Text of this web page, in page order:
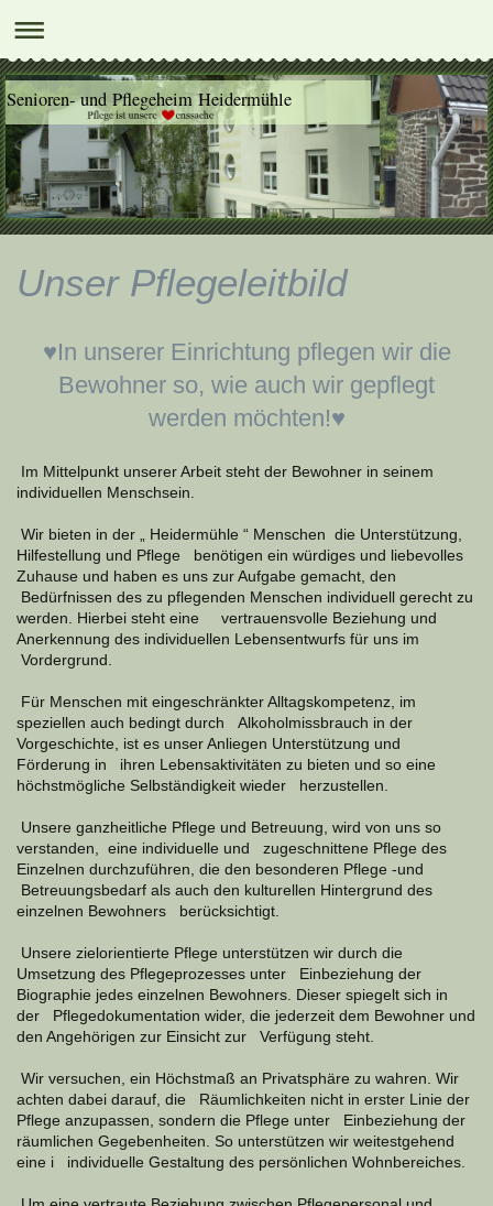
Senioren- und Pflegeheim Heidermühle
Unser Pflegeleitbild
♥In unserer Einrichtung pflegen wir die
Bewohner so, wie auch wir gepflegt
werden möchten!♥
Im Mittelpunkt unserer Arbeit steht der Bewohner in seinem
individuellen Menschsein.
Wir bieten in der „ Heidermühle “ Menschen die Unterstützung,
Hilfestellung und Pflege benötigen ein würdiges und liebevolles
Zuhause und haben es uns zur Aufgabe gemacht, den
Bedürfnissen des zu pflegenden Menschen individuell gerecht zu
werden. Hierbei steht eine vertrauensvolle Beziehung und
Anerkennung des individuellen Lebensentwurfs für uns im
Vordergrund.
Für Menschen mit eingeschränkter Alltagskompetenz, im
speziellen auch bedingt durch Alkoholmissbrauch in der
Vorgeschichte, ist es unser Anliegen Unterstützung und
Förderung in ihren Lebensaktivitäten zu bieten und so eine
höchstmögliche Selbständigkeit wieder herzustellen.
Unsere ganzheitliche Pflege und Betreuung, wird von uns so
verstanden
eine individuelle und zugeschnittene Pflege des
Einzelnen durchzuführen, die den besonderen Pflege -und
Betreuungsbedarf als auch den kulturellen Hintergrund des
einzelnen Bewohners berücksichtigt.
Unsere zielorientierte Pflege unterstützen wir durch die
Umsetzung des Pflegeprozesses unter Einbeziehung der
Biographie jedes einzelnen Bewohners. Dieser spiegelt sich in
der Pflegedokumentation wider, die jederzeit dem Bewohner und
den Angehörigen zur Einsicht zur Verfügung steht.
Wir versuchen, ein Höchstmaß an Privatsphäre zu wahren. Wir
achten dabei darauf, die Räumlichkeiten nicht in erster Linie der
Pflege anzupassen, sondern die Pflege unter Einbeziehung der
räumlichen Gegebenheiten. So unterstützen wir weitestgehend
eine i individuelle Gestaltung des persönlichen Wohnbereiches.